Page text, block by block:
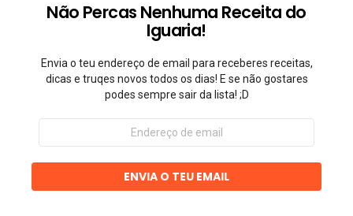
Não Percas Nenhuma Receita do
Iguaria!
Envia o teu endereço de email para receberes receitas,
dicas e truqes novos todos os dias! E se não gostares
podes sempre sair da lista! ;D
Endereço
email
ENVIA O TEU EMAIL